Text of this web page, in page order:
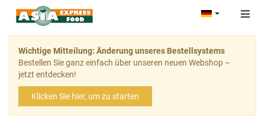
Wichtige Mitteilung: Änderung unseres Bestellsystems
Bestellen Sie ganz einfach über unseren neuen Webshop –
jetzt entdecken!
Klicken Sie hier, um zu starten